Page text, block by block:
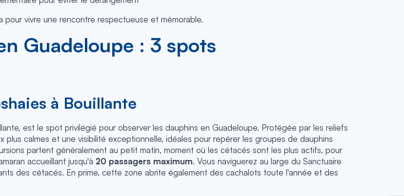
vivre une rencontre respectueuse et mémorable.
Guadeloupe : 3 spots
à Bouillante
est le spot privilégié pour observer les dauphins en Guadeloupe. Protégée par les reliefs
calmes et une visibilité exceptionnelle, idéales pour repérer les groupes de dauphins
partent généralement au petit matin, moment où les cétacés sont les plus actifs, pour
accueillant jusqu'à 20 passagers maximum. Vous naviguerez au large du Sanctuaire
des cétacés. En prime, cette zone abrite également des cachalots toute l'année et des